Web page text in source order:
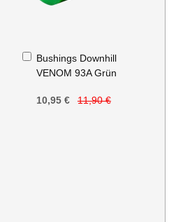
Bushings Downhill
VENOM 93A Grün
10,95 € 11,90 €
In
den
Warenkorb